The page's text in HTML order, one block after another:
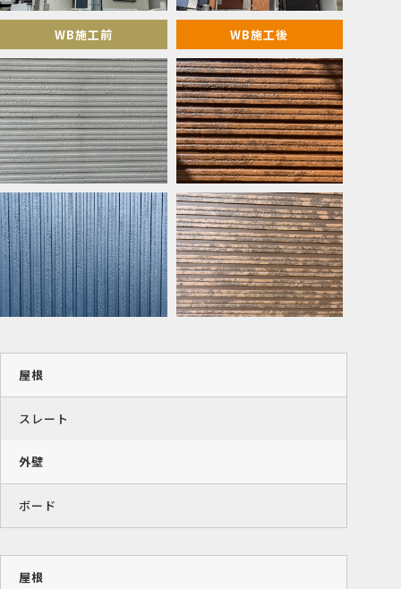
WB施工前 WB施工後
屋根
スレート
外壁
ボード
屋根